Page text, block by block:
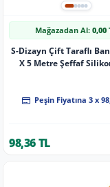
Mağazadan Al: 0,00
S-Dizayn Çift Taraflı
X 5 Metre Şeffaf
Peşin Fiyatına 3 x
98,36 TL